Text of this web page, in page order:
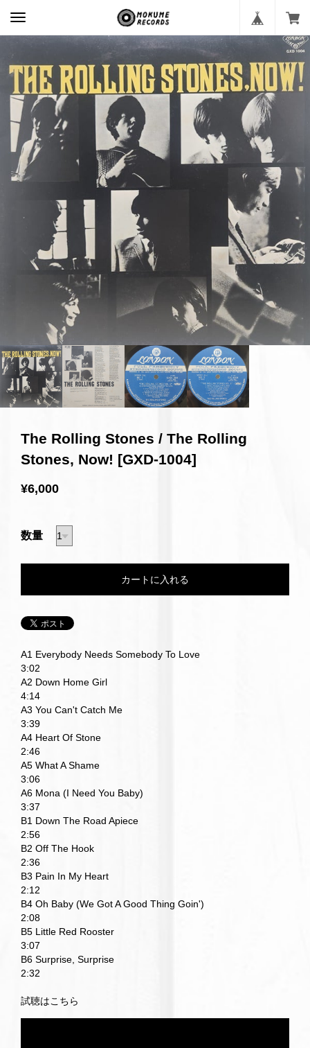
The Rolling Stones / The Rolling
Stones, Now! [GXD-1004]
¥6,000
数量
A1 Everybody Needs Somebody To Love
3:02
A2 Down Home Girl
4:14
A3 You Can't Catch Me
3:39
A4 Heart Of Stone
2:46
A5 What A Shame
3:06
A6 Mona (I Need You Baby)
3:37
B1 Down The Road Apiece
2:56
B2 Off The Hook
2:36
B3 Pain In My Heart
2:12
B4 Oh Baby (We Got A Good Thing Goin')
2:08
B5 Little Red Rooster
3:07
B6 Surprise, Surprise
2:32
試聴はこちら